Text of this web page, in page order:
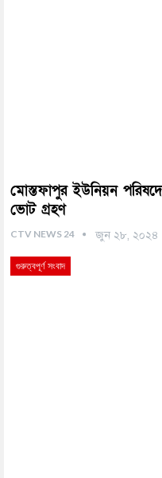
মোস্তফাপুর ইউনিয়ন
ভোট গ্রহণ
CTV NEWS 24 জুন ২৮, ২০২৪
গুরুত্বপূর্ণ সংবাদ